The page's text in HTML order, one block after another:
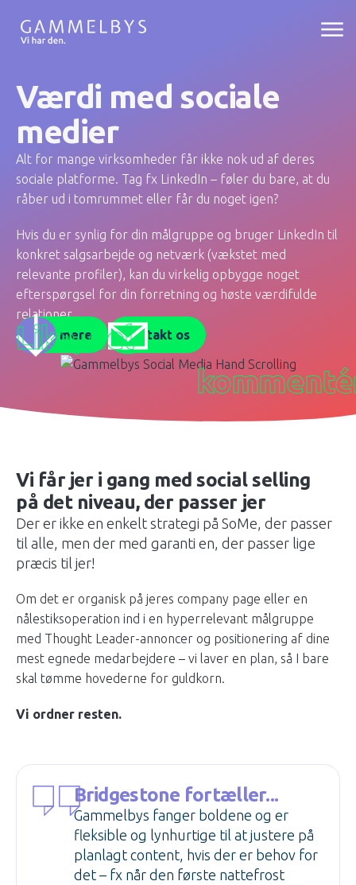
Værdi med sociale
medier
Alt for mange virksomheder får ikke nok ud af deres
sociale platforme. Tag fx LinkedIn – føler du bare, at du
råber ud i tomrummet eller får du noget igen?
Hvis du er synlig for din målgruppe og bruger LinkedIn til
konkret salgsarbejde og netværk (vækstet med
relevante profiler), kan du virkelig opbygge noget
efterspørgsel for din forretning og høste værdifulde
relationer.
Læs mere
Kontakt os
Like, del
Vi får jer i gang med social selling
på det niveau, der passer jer
Der er ikke en enkelt strategi på SoMe, der passer
til alle, men der med garanti en, der passer lige
præcis til jer!
Om det er organisk på jeres company page eller en
nålestiksoperation ind i en hyperrelevant målgruppe
med Thought Leader-annoncer og positionering af dine
mest egnede medarbejdere – vi laver en plan, så I bare
skal tømme hovederne for guldkorn.
Vi ordner resten.
Bridgestone fortæller...
Gammelbys fanger boldene og er
fleksible og lynhurtige til at justere på
planlagt content, hvis der er behov for
det – fx når den første nattefrost